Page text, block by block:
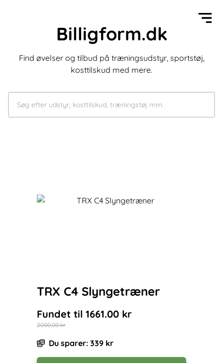
Billigform.dk
Find øvelser og tilbud på træningsudstyr, sportstøj,
kosttilskud med mere.
TRX C4 Slyngetræner
Fundet til 1661.00 kr
2000.00kr
Du sparer: 339 kr